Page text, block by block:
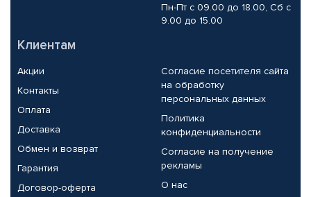
Пн-Пт с 09.00 до 18.00, Сб с
9.00 до 15.00
Клиентам
Акции
Контакты
Оплата
Доставка
Обмен и возврат
Гарантия
Договор-оферта
Согласие посетителя сайта
на обработку
персональных данных
Политика
конфиденциальности
Согласие на получение
рекламы
О нас